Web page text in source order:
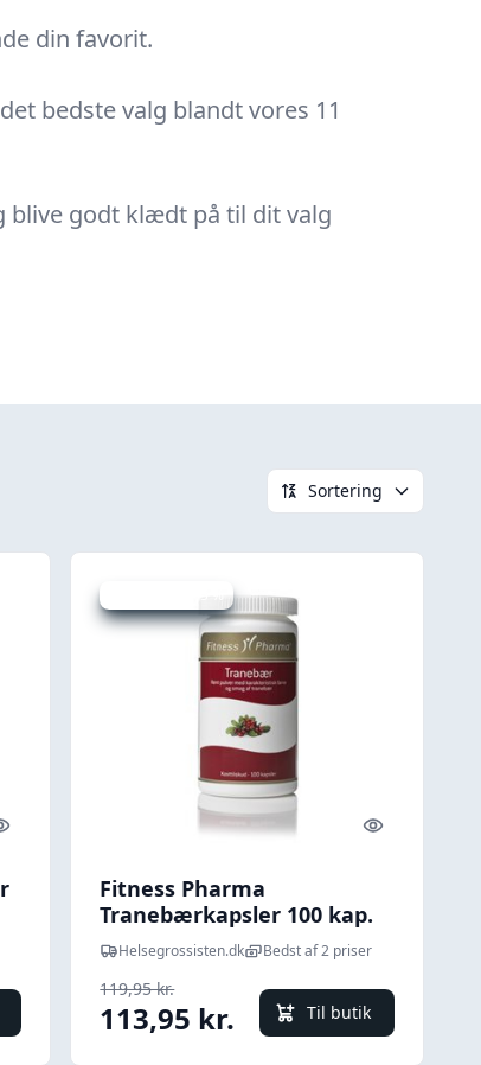
din favorit.
bedste valg blandt vores 11
blive godt klædt på til dit valg
Sortering
Quick look Quick look
Fitness Pharma
Tranebærkapsler 100 kap.
Helsegrossisten.dk Bedst af 2 priser
119,95 kr.
113,95 kr. Til butik